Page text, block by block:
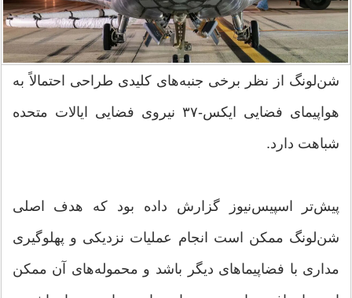
شن‌لونگ از نظر برخی جنبه‌های کلیدی طراحی احتمالاً به
هواپیمای فضایی ایکس-۳۷ نیروی فضایی ایالات متحده
شباهت دارد.
پیش‌تر اسپیس‌نیوز گزارش داده بود که هدف اصلی
شن‌لونگ ممکن است انجام عملیات نزدیکی و پهلوگیری
مداری با فضاپیماهای دیگر باشد و محموله‌های آن ممکن